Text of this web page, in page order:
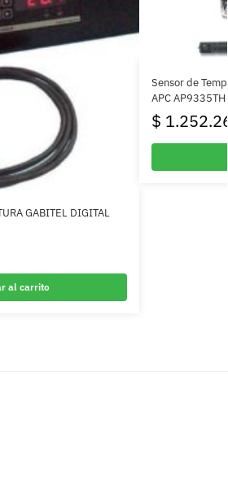
GABITEL DIGITAL
al carrito
Sensor de
APC AP9335TH
$